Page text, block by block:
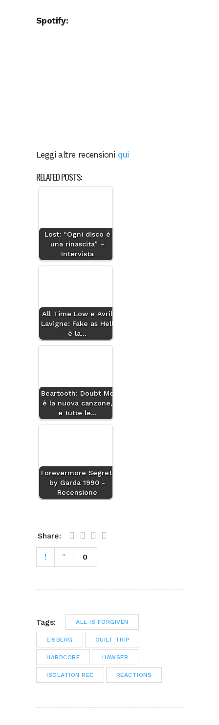
Spotify:
Leggi altre recensioni qui
RELATED POSTS:
Lost: “Ogni disco è
una rinascita” –
Intervista
All Time Low e Avril
Lavigne: Fake as Hell
è la…
Beartooth: Doubt Me
è la nuova canzone,
e tutte le…
Forevermore Segreti
by Garda 1990 -
Recensione
Share:
0
Tags: ALL IS FORGIVEN
EISBERG GUILT TRIP
HARDCORE HAWSER
ISOLATION REC REACTIONS